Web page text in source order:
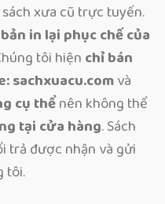
xưa cũ trực tuyến.
bản in lại phục chế của
tôi hiện chỉ bán
sachxuacu.comvà
cụ thểnên không thể
tại cửa hàng. Sách
trả được nhận và gửi
tôi.